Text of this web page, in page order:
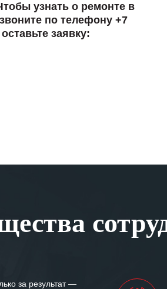
узнать о ремонте в
по телефону +7
заявку:
за результат —